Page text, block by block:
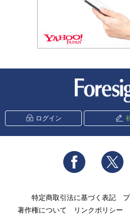
ログイン
Facebook
特定商取引法に基づく表記
著作権について
リンクポリシー